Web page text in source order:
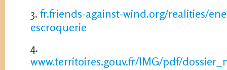
3. fr.friends-against-wind.org/realities/
escroquerie
4.
www.territoires.gouv.fr/IMG/pdf/